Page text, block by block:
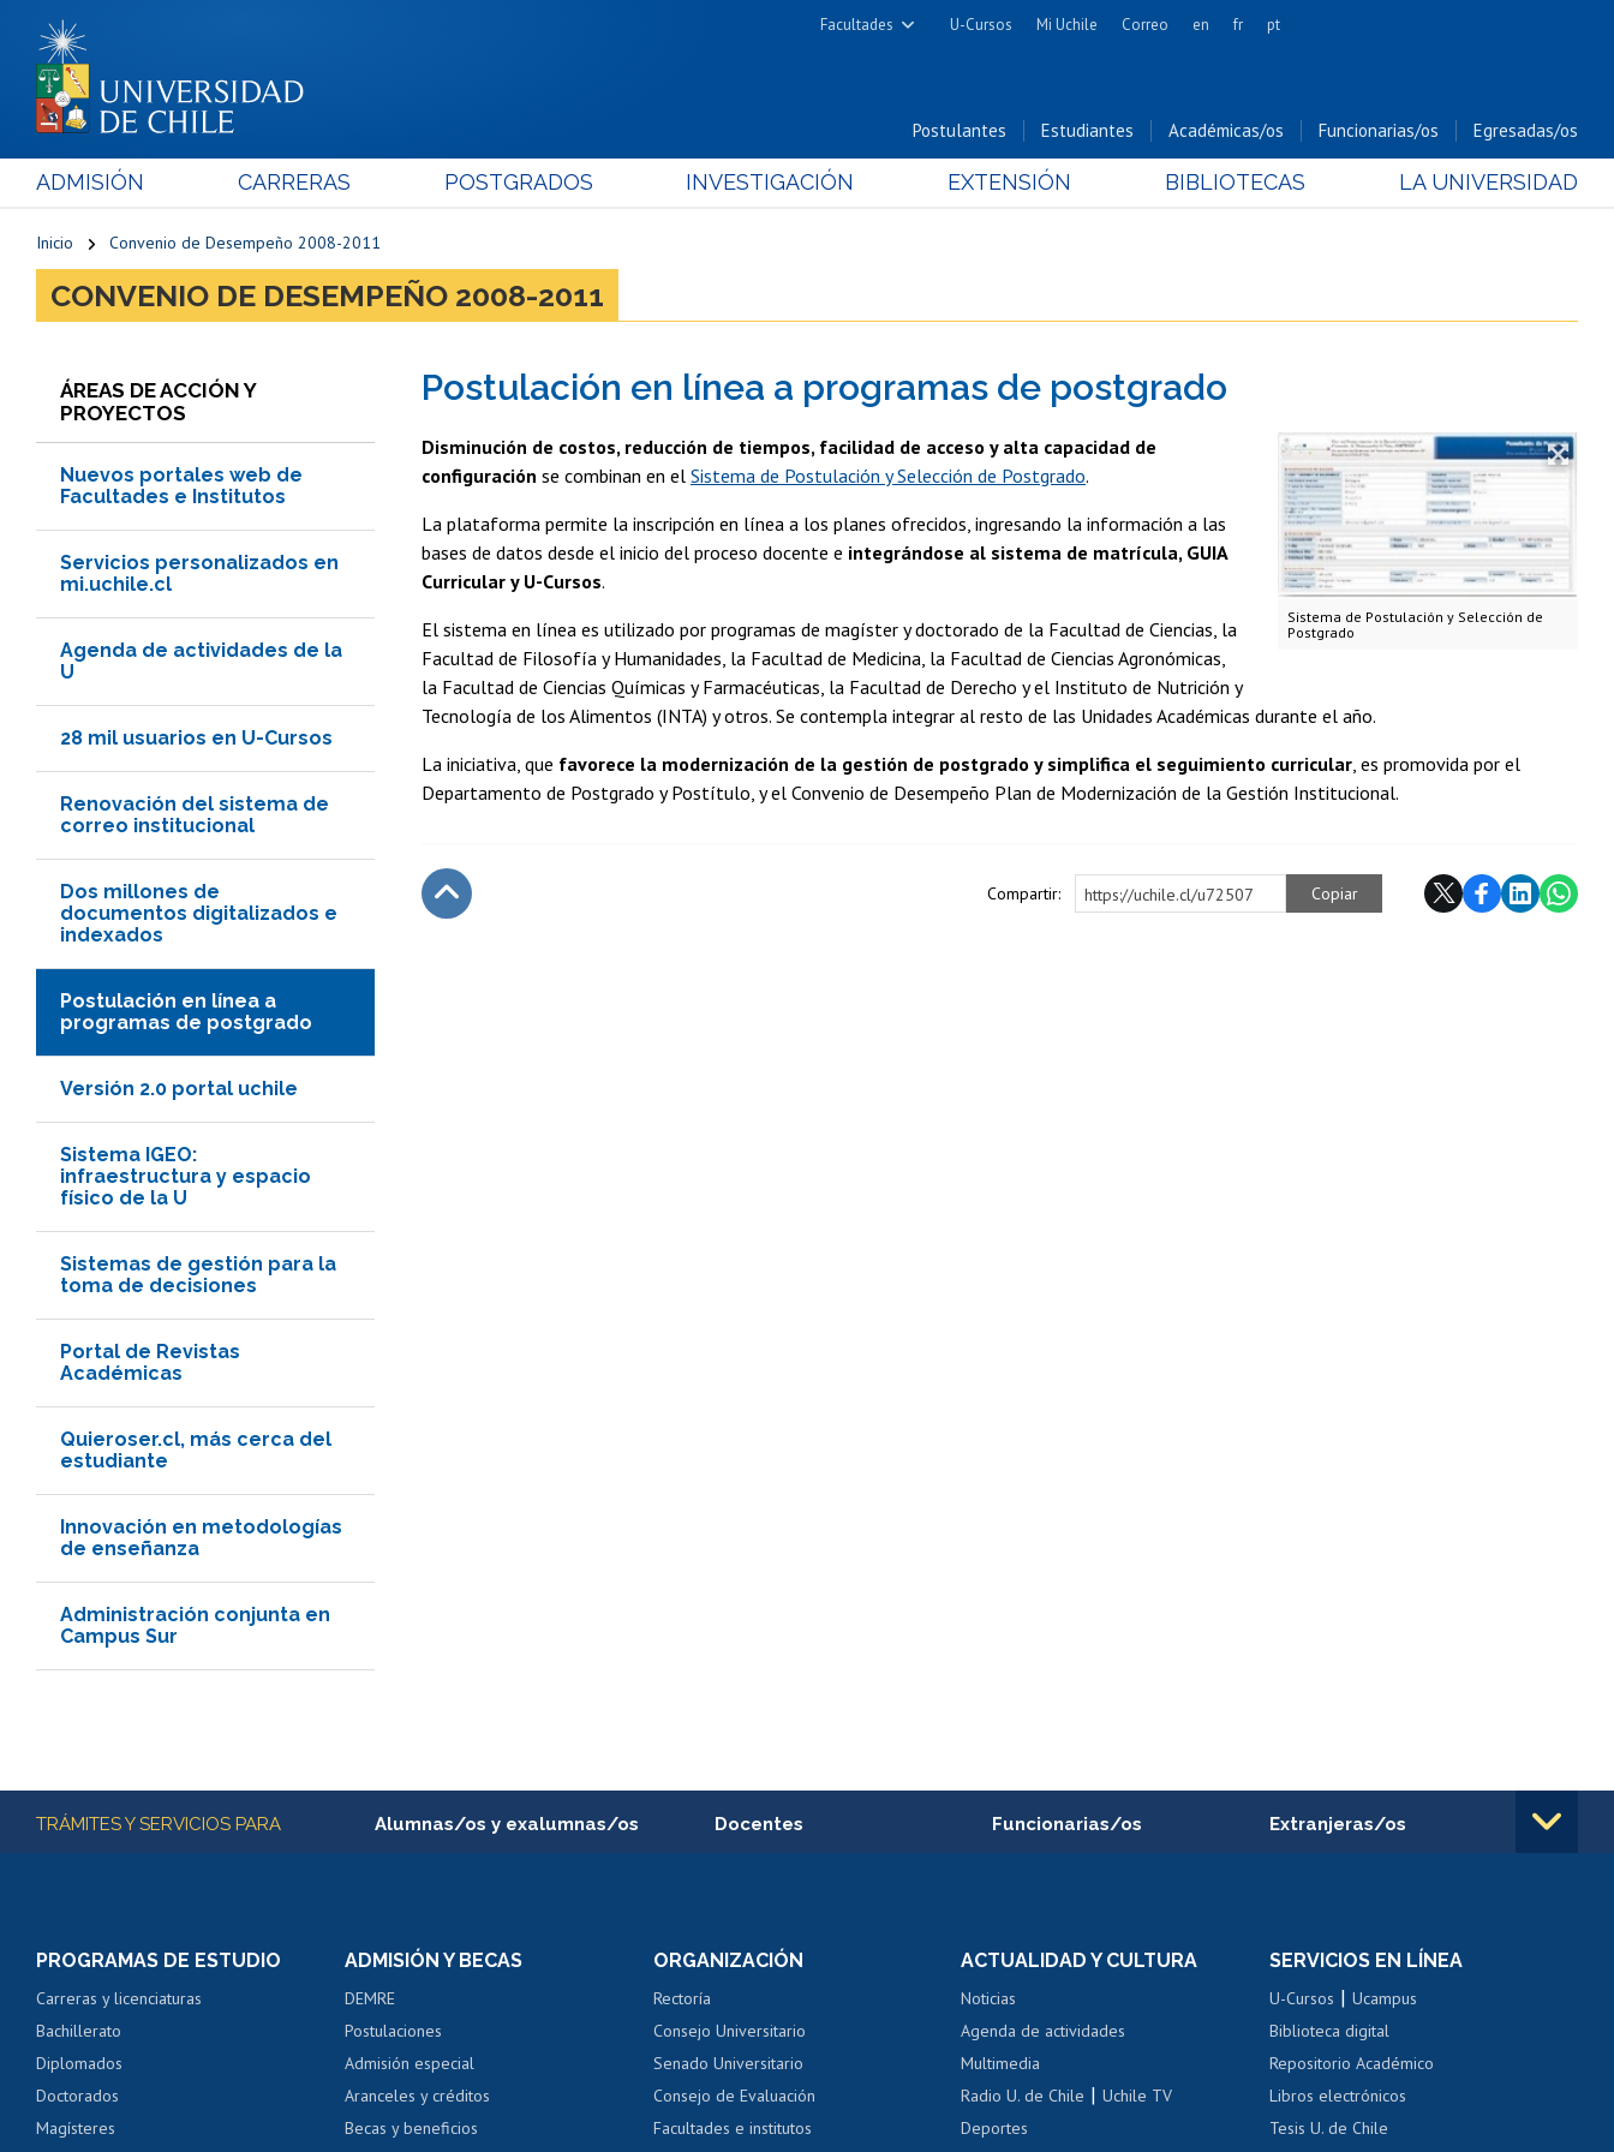
Facultades
Cs. Físicas y Matemáticas
Cs. Forestales y Conservación
Cs. Químicas y Farmacéuticas
Cs. Sociales
Estudios Avanzados en Educación
Estudios Internacionales
Alimentos
U-Cursos Mi Uchile Correo en fr pt
Postulantes Estudiantes Académicas/os Funcionarias/os Egresadas/os
ADMISIÓN CARRERAS POSTGRADOS INVESTIGACIÓN EXTENSIÓN BIBLIOTECAS LA UNIVERSIDAD
Inicio Convenio de Desempeño 2008-2011
CONVENIO DE DESEMPEÑO 2008-2011
ÁREAS DE ACCIÓN Y
PROYECTOS
Nuevos portales web de
Facultades e Institutos
Servicios personalizados en
mi.uchile.cl
Agenda de actividades de la
U
28 mil usuarios en U-Cursos
Renovación del sistema de
correo institucional
Dos millones de
documentos digitalizados e
indexados
Postulación en línea a
programas de postgrado
Versión 2.0 portal uchile
Sistema IGEO:
infraestructura y espacio
físico de la U
Sistemas de gestión para la
toma de decisiones
Portal de Revistas
Académicas
Quieroser.cl, más cerca del
estudiante
Innovación en metodologías
de enseñanza
Administración conjunta en
Campus Sur
Postulación en línea a programas de postgrado
Sistema de Postulación y Selección de
Postgrado
Disminución de costos, reducción de tiempos, facilidad de acceso y alta capacidad de
configuración se combinan en el Sistema de Postulación y Selección de Postgrado.
La plataforma permite la inscripción en línea a los planes ofrecidos, ingresando la información a las
bases de datos desde el inicio del proceso docente e integrándose al sistema de matrícula, GUIA
Curricular y U-Cursos.
El sistema en línea es utilizado por programas de magíster y doctorado de la Facultad de Ciencias, la
Facultad de Filosofía y Humanidades, la Facultad de Medicina, la Facultad de Ciencias Agronómicas,
la Facultad de Ciencias Químicas y Farmacéuticas, la Facultad de Derecho y el Instituto de Nutrición y
Tecnología de los Alimentos (INTA) y otros. Se contempla integrar al resto de las Unidades Académicas durante el año.
La iniciativa, que favorece la modernización de la gestión de postgrado y simplifica el seguimiento curricular , es promovida por el
Departamento de Postgrado y Postítulo, y el Convenio de Desempeño Plan de Modernización de la Gestión Institucional.
Compartir: https://uchile.cl/u72507 Copiar
Más información
TRÁMITES Y SERVICIOS PARA Alumnas/os y exalumnas/os
Servicio médico y dental
Pago de arancel y crédito alumnos
Pago de arancel y crédito exalumnos
Certificado de títulos y grados
Docentes
Perfeccionamiento
Evaluación docente
Calificación académica
Postulación al AUCAI
Funcionarias/os
Portal de movilidad interna
Certificado de renta
Certificado de renta
Extranjeras/os
Cursos de español
PROGRAMAS DE ESTUDIO
Carreras y licenciaturas
Bachillerato
Diplomados
Doctorados
Magísteres
ADMISIÓN Y BECAS
DEMRE
Postulaciones
Admisión especial
Aranceles y créditos
Becas y beneficios
ORGANIZACIÓN
Rectoría
Consejo Universitario
Senado Universitario
Consejo de Evaluación
Facultades e institutos
ACTUALIDAD Y CULTURA
Noticias
Agenda de actividades
Multimedia
Radio U. de Chile |Uchile TV
Deportes
SERVICIOS EN LÍNEA
U-Cursos |Ucampus
Biblioteca digital
Repositorio Académico
Libros electrónicos
Tesis U. de Chile